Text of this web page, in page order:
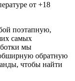
от +18
поэтапную,
самых
мы
обратную
чтобы найти